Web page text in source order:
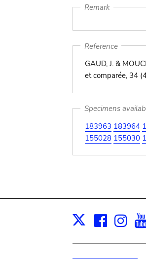
Remark
Reference
GAUD, J. &
et comparée, 34
Specimens
183963 183964
155028 155030
X